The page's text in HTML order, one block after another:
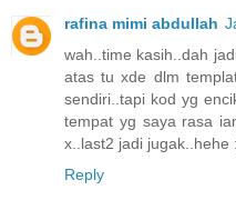
rafina mimi abdullah
wah..time kasih..dah
atas tu xde dlm
sendiri..tapi kod yg
tempat yg saya rasa
x..last2 jadi jugak..hehe
Reply